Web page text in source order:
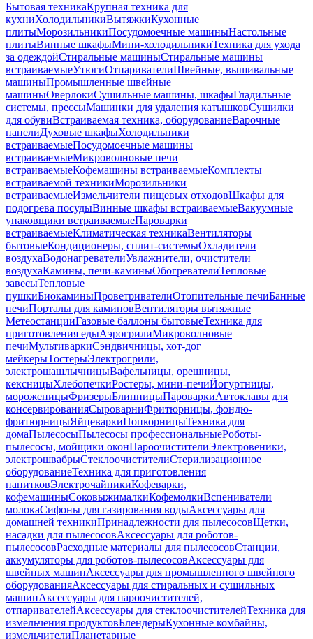
Бытовая техникаКрупная техника для
кухниХолодильникиВытяжкиКухонные
плитыМорозильникиПосудомоечные машиныНастольные
плитыВинные шкафыМини-холодильникиТехника для ухода
за одеждойСтиральные машиныСтиральные машины
встраиваемыеУтюгиОтпаривателиШвейные, вышивальные
машиныПромышленные швейные
машиныОверлокиСушильные машины, шкафыГладильные
системы, прессыМашинки для удаления катышковСушилки
для обувиВстраиваемая техника, оборудованиеВарочные
панелиДуховые шкафыХолодильники
встраиваемыеПосудомоечные машины
встраиваемыеМикроволновые печи
встраиваемыеКофемашины встраиваемыеКомплекты
встраиваемой техникиМорозильники
встраиваемыеИзмельчители пищевых отходовШкафы для
подогрева посудыВинные шкафы встраиваемыеВакуумные
упаковщики встраиваемыеПароварки
встраиваемыеКлиматическая техникаВентиляторы
бытовыеКондиционеры, сплит-системыОхладители
воздухаВодонагревателиУвлажнители, очистители
воздухаКамины, печи-каминыОбогревателиТепловые
завесыТепловые
пушкиБиокаминыПроветривателиОтопительные печиБанные
печиПорталы для каминовВентиляторы вытяжные
МетеостанцииГазовые баллоны бытовыеТехника для
приготовления едыАэрогрилиМикроволновые
печиМультиваркиСэндвичницы, хот-дог
мейкерыТостерыЭлектрогрили,
электрошашлычницыВафельницы, орешницы,
кексницыХлебопечкиРостеры, мини-печиЙогуртницы,
мороженицыФризерыБлинницыПароваркиАвтоклавы для
консервированияСыроварниФритюрницы, фондю-
фритюрницыЯйцеваркиПопкорницыТехника для
домаПылесосыПылесосы профессиональныеРоботы-
пылесосы, мойщики оконПароочистителиЭлектровеники,
электрошвабрыСтеклоочистителиСтерилизационное
оборудованиеТехника для приготовления
напитковЭлектрочайникиКофеварки,
кофемашиныСоковыжималкиКофемолкиВспениватели
молокаСифоны для газирования водыАксессуары для
домашней техникиПринадлежности для пылесосовЩетки,
насадки для пылесосовАксессуары для роботов-
пылесосовРасходные материалы для пылесосовСтанции,
аккумуляторы для роботов-пылесосовАксессуары для
швейных машинАксессуары для промышленного швейного
оборудованияАксессуары для стиральных и сушильных
машинАксессуары для пароочистителей,
отпаривателейАксессуары для стеклоочистителейТехника для
измельчения продуктовБлендерыКухонные комбайны,
измельчителиПланетарные